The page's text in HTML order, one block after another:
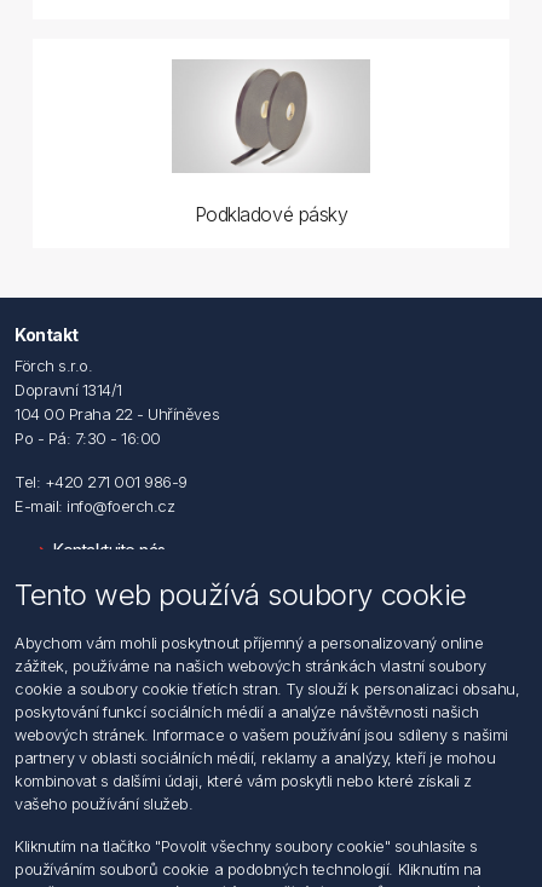
Podkladové pásky
Kontakt
Förch s.r.o.
Dopravní 1314/1
104 00 Praha 22 - Uhříněves
Po - Pá: 7:30 - 16:00
Tel: +420 271 001 986-9
E-mail: info@foerch.cz
Kontaktujte nás
Hledat
Dodržování předpisů
Zásady zpracování osobních údajů fyzických osob
Podmínky zasílání elektronických dokumentu
Všeobecné dodací a obchodní podmínky
Informace o nakládaní s elektroodpadem
Můj účet
Můj účet
Tento web používá soubory cookie
Abychom vám mohli poskytnout příjemný a personalizovaný online
zážitek, používáme na našich webových stránkách vlastní soubory
cookie a soubory cookie třetích stran. Ty slouží k personalizaci obsahu,
poskytování funkcí sociálních médií a analýze návštěvnosti našich
webových stránek. Informace o vašem používání jsou sdíleny s našimi
partnery v oblasti sociálních médií, reklamy a analýzy, kteří je mohou
kombinovat s dalšími údaji, které vám poskytli nebo které získali z
vašeho používání služeb.
Kliknutím na tlačítko "Povolit všechny soubory cookie" souhlasíte s
používáním souborů cookie a podobných technologií. Kliknutím na